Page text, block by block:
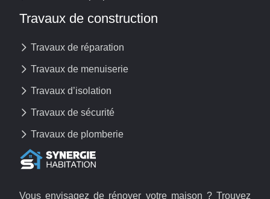
Travaux de construction
Travaux de réparation
Travaux de menuiserie
Travaux d’isolation
Travaux de sécurité
Travaux de plomberie
Vous envisagez de rénover votre maison ? Trouvez